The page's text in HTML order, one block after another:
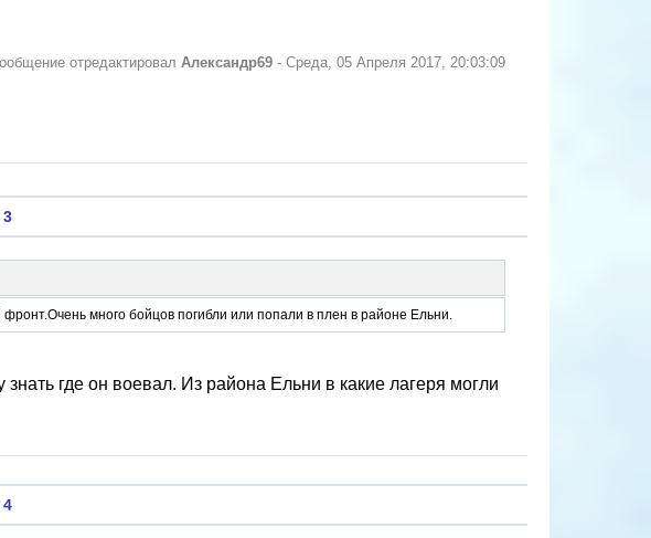
отредактировал Александр69 - Среда, 05 Апреля 2017, 20:03:09
3
много бойцов погибли или попали в плен в районе Ельни.
где он воевал. Из района Ельни в какие лагеря могли
4